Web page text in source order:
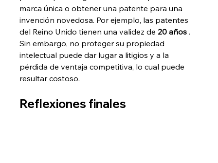
marca única o obtener una patente para una
invención novedosa. Por ejemplo, las patentes
del Reino Unido tienen una validez de 20 años .
Sin embargo, no proteger su propiedad
intelectual puede dar lugar a litigios y a la
pérdida de ventaja competitiva, lo cual puede
resultar costoso.
Reflexiones finales